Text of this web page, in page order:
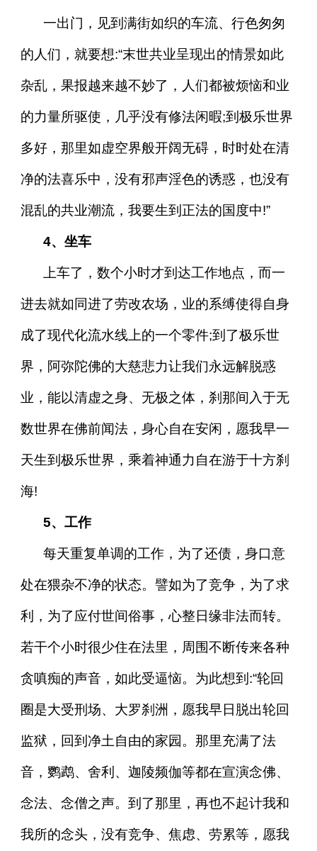
一出门，见到满街如织的车流、行色匆匆
的人们，就要想:“末世共业呈现出的情景如此
杂乱，果报越来越不妙了，人们都被烦恼和业
的力量所驱使，几乎没有修法闲暇;到极乐世界
多好，那里如虚空界般开阔无碍，时时处在清
净的法喜乐中，没有邪声淫色的诱惑，也没有
混乱的共业潮流，我要生到正法的国度中!”
4、坐车
上车了，数个小时才到达工作地点，而一
进去就如同进了劳改农场，业的系缚使得自身
成了现代化流水线上的一个零件;到了极乐世
界，阿弥陀佛的大慈悲力让我们永远解脱惑
业，能以清虚之身、无极之体，刹那间入于无
数世界在佛前闻法，身心自在安闲，愿我早一
天生到极乐世界，乘着神通力自在游于十方刹
海!
5、工作
每天重复单调的工作，为了还债，身口意
处在猥杂不净的状态。譬如为了竞争，为了求
利，为了应付世间俗事，心整日缘非法而转。
若干个小时很少住在法里，周围不断传来各种
贪嗔痴的声音，如此受逼恼。为此想到:“轮回
圈是大受刑场、大罗刹洲，愿我早日脱出轮回
监狱，回到净土自由的家园。那里充满了法
音，鹦鹉、舍利、迦陵频伽等都在宣演念佛、
念法、念僧之声。到了那里，再也不起计我和
我所的念头，没有竞争、焦虑、劳累等，愿我